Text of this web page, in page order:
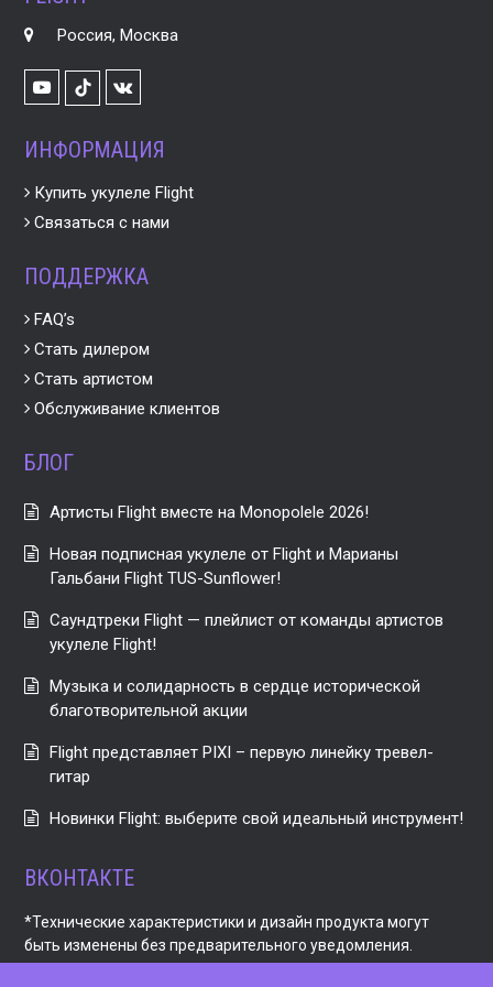
Россия, Москва
YoutubeTikTok
VK
ИНФОРМАЦИЯ
Купить укулеле Flight
Связаться с нами
ПОДДЕРЖКА
FAQ’s
Стать дилером
Стать артистом
Обслуживание клиентов
БЛОГ
Артисты Flight вместе на Monopolele 2026!
Новая подписная укулеле от Flight и Марианы
Гальбани Flight TUS-Sunflower!
Саундтреки Flight — плейлист от команды артистов
укулеле Flight!
Музыка и солидарность в сердце исторической
благотворительной акции
Flight представляет PIXI – первую линейку тревел-
гитар
Новинки Flight: выберите свой идеальный инструмент!
ВКОНТАКТЕ
*Технические характеристики и дизайн продукта могут
быть изменены без предварительного уведомления.